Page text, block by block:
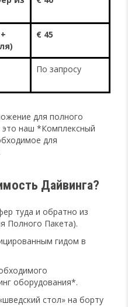
€ 45
По запросу
для полного
это наш *Комплексный
для
Дайвинга?
туда и обратно из
Полного Пакета).
гидом в
оборудования*.
стол» на борту